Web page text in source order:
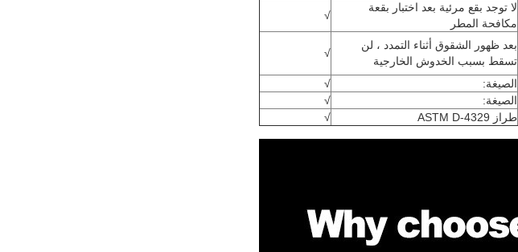
لا توجد بقع مرئية بعد اختبار بقعة
مكافحة المطر
√
بعد ظهور الشقوق أثناء التمدد ، لن
تسقط بسبب الخدوش الخارجية
√
الصيغة:
√
الصيغة:
√
طراز ASTM D-4329
√